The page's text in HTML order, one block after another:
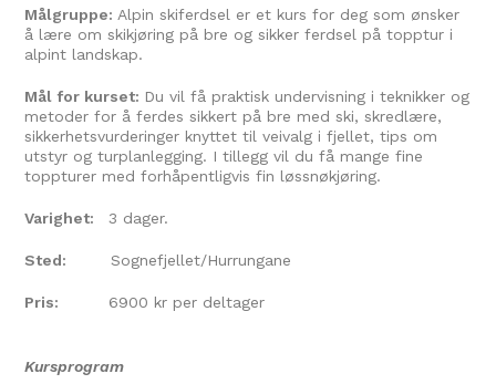
Målgruppe: Alpin skiferdsel er et kurs for deg som ønsker
å lære om skikjøring på bre og sikker ferdsel på topptur i
alpint landskap.
Mål for kurset: Du vil få praktisk undervisning i teknikker og
metoder for å ferdes sikkert på bre med ski, skredlære,
sikkerhetsvurderinger knyttet til veivalg i fjellet, tips om
utstyr og turplanlegging. I tillegg vil du få mange fine
toppturer med forhåpentligvis fin løssnøkjøring.
Varighet: 3 dager.
Sted: Sognefjellet/Hurrungane
Pris: 6900 kr per deltager
Kursprogram